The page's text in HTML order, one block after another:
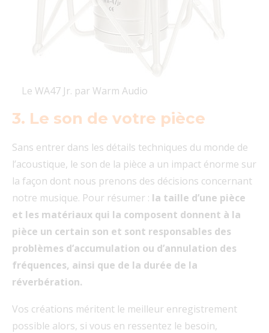
Le WA47 Jr. par Warm Audio
3. Le son de votre pièce
Sans entrer dans les détails techniques du monde de
l’acoustique, le son de la pièce a un impact énorme sur
la façon dont nous prenons des décisions concernant
notre musique. Pour résumer : la taille d’une pièce
et les matériaux qui la composent donnent à la
pièce un certain son et sont responsables des
problèmes d’accumulation ou d’annulation des
fréquences, ainsi que de la durée de la
réverbération.
Vos créations méritent le meilleur enregistrement
possible alors, si vous en ressentez le besoin,